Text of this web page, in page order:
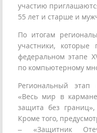
участию
55 лет и старше и
По итогам
участники, которые
федеральном этапе
по компьютерному
Региональный
«Весь мир в
защита без
Кроме того,
– «Защитник